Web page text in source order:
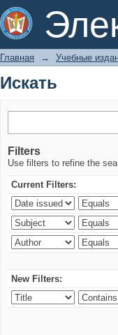
Искать
Главная → Учебные
Искать
Filters
Use filters to refine the
Current Filters:
New Filters: